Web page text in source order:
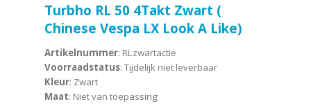
Turbho RL 50 4Takt Zwart (
Chinese Vespa LX Look A Like)
Artikelnummer: RLzwartactie
Voorraadstatus: Tijdelijk niet leverbaar
Kleur: Zwart
Maat: Niet van toepassing